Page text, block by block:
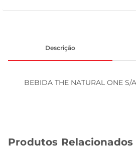
Descrição
BEBIDA THE NATURAL ONE S/
Produtos Relacionados